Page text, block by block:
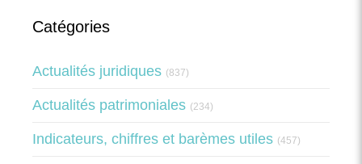
Catégories
Actualités juridiques (837)
Actualités patrimoniales (234)
Indicateurs, chiffres et barèmes utiles (457)